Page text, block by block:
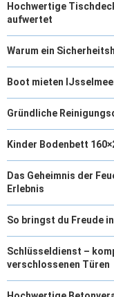
Hochwertige
aufwertet
Warum ein
Boot mieten
Gründliche
Kinder Bodenbett
Das Geheimnis der
Erlebnis
So bringst du Freude
Schlüsseldienst –
verschlossenen Türen